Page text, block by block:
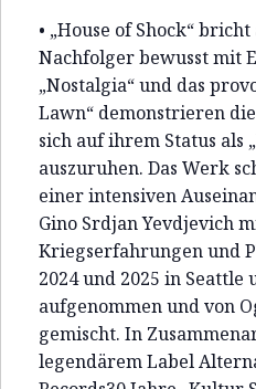
• „House of Shock“
Nachfolger bewusst mit
„Nostalgia“ und das
Lawn“ demonstrieren
sich auf ihrem Status als
auszuruhen. Das Werk
einer intensiven
Gino Srdjan Yevdjevich
Kriegserfahrungen und
2024 und 2025 in Seattle
aufgenommen und von
gemischt. In
legendärem Label